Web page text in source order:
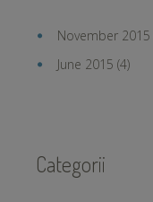
November 2015
June 2015 (4)
Categorii